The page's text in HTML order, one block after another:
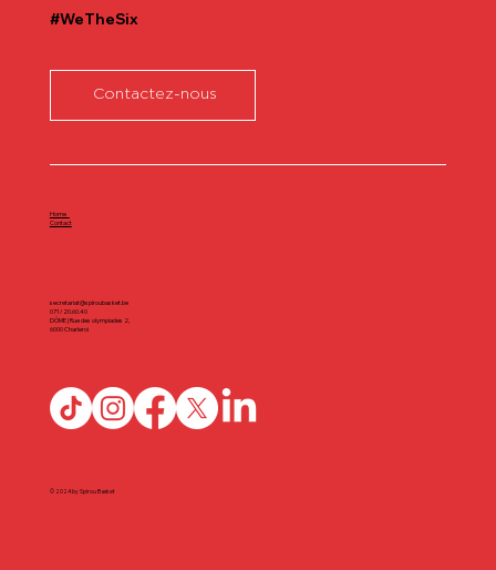
#WeTheSix
Contactez-nous
secretariat@spiroubasket.be
071/20.60.40
DÔME | Rue des olympiades 2,
6000 Charleroi
Home
Contact
© 2024 by Spirou Basket